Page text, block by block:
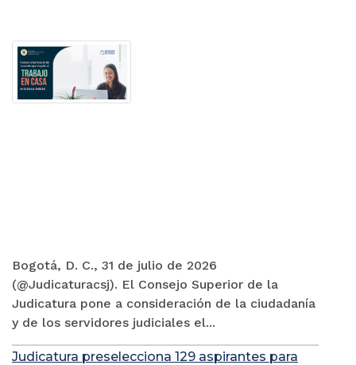
Bogotá, D. C., 31 de julio de 2026
(@Judicaturacsj). El Consejo Superior de la
Judicatura pone a consideración de la ciudadanía
y de los servidores judiciales el...
Judicatura preselecciona 129 aspirantes para